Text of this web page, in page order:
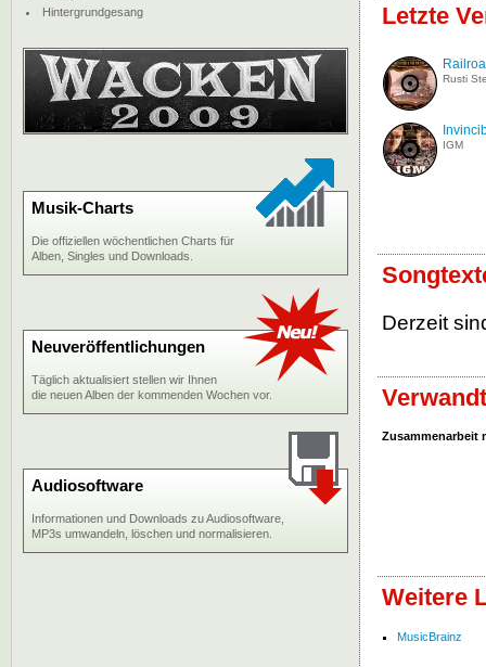
Letzte
Rusti
IGM
Derzeit
Zusammenarbeit
Weitere
MusicBrainz
Hintergrundgesang
Musik-Charts
Die offiziellen wöchentlichen Charts für
Alben, Singles und Downloads.
Neuveröffentlichungen
Täglich aktualisiert stellen wir Ihnen
die neuen Alben der kommenden Wochen vor.
Audiosoftware
Informationen und Downloads zu Audiosoftware,
MP3s umwandeln, löschen und normalisieren.